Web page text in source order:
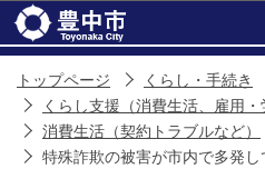
トップページ
くらし・手続き
くらし支援（消費生活、雇用・
消費生活（契約トラブルなど）
特殊詐欺の被害が市内で多発し